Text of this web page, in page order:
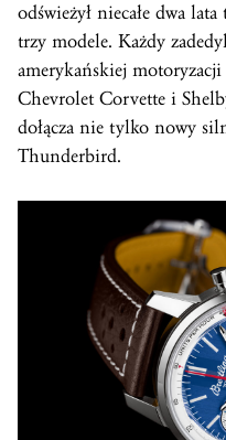
odświeżył niecałe dwa
trzy modele. Każdy
amerykańskiej
Chevrolet Corvette i
dołącza nie tylko nowy
Thunderbird.